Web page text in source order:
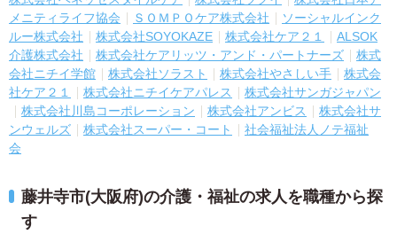
メニティライフ協会
ＳＯＭＰＯケア株式会社
ソーシャルインク
ルー株式会社
株式会社SOYOKAZE 株式会社ケア２１
ALSOK
介護株式会社
株式会社ケアリッツ・アンド・パートナーズ
株式
会社ニチイ学館
株式会社ソラスト 株式会社やさしい手
株式会
社ケア２１
株式会社ニチイケアパレス
株式会社サンガジャパン
株式会社川島コーポレーション
株式会社アンビス
株式会社サ
ンウェルズ
株式会社スーパー・コート
社会福祉法人ノテ福祉
会
藤井寺市(大阪府)の介護・福祉の求人を職種から探
す